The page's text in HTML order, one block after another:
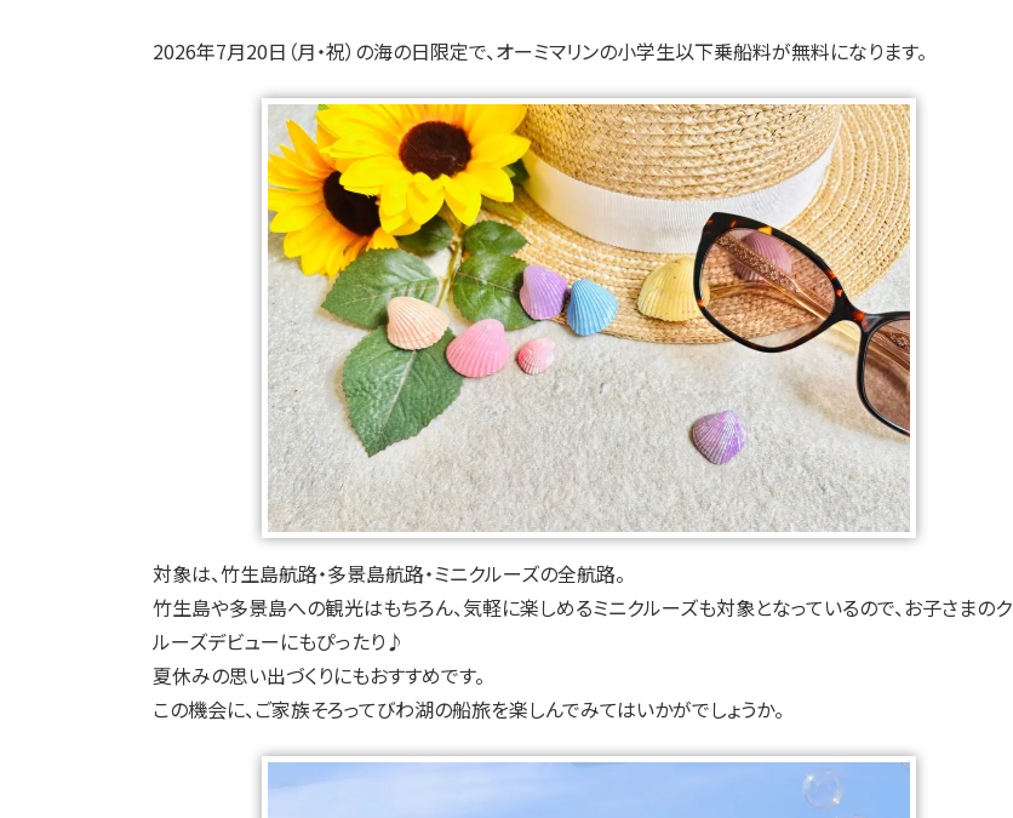
2026年7月20日（月・祝）の海の日限定で、オーミマリンの小学生以下乗船料が無料になります。
対象は、竹生島航路・多景島航路・ミニクルーズの全航路。
竹生島や多景島への観光はもちろん、気軽に楽しめるミニクルーズも対象となっているので、お子さまのク
ルーズデビューにもぴったり♪
夏休みの思い出づくりにもおすすめです。
この機会に、ご家族そろってびわ湖の船旅を楽しんでみてはいかがでしょうか。